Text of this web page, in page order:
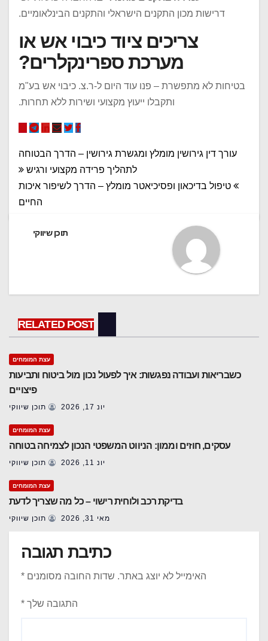
דרישות מכון התקנים הישראלי והתקנים הבינלאומיים.
צריכים ציוד כיבוי אש או
מערכת ספרינקלרים?
בטיחות לא מתפשרת – פנו עוד היום ל-ר.צ. כיבוי אש בע"מ
ותקבלו ייעוץ מקצועי ושירות ללא תחרות.
ניווט
עורך דין גירושין מומלץ ומגשרת גירושין – הדרך הבטוחה
לתהליך פרידה מקצועי ורגיש
טיפול בדיכאון ופסיכיאטר מומלץ – הדרך לשיפור איכות
החיים
תוכן שיווקי
RELATED POST
עצת המומחים
כשבריאות ועבודה נפגשות: איך לפעול נכון מול ביטוח ותביעות
פיצויים
יונ 17, 2026 תוכן שיווקי
עצת המומחים
עסקים, חוזים וממון: הניווט המשפטי הנכון לצמיחה בטוחה
יונ 11, 2026 תוכן שיווקי
עצת המומחים
בדיקת רכב ולוחית רישוי – כל מה שצריך לדעת
מאי 31, 2026 תוכן שיווקי
כתיבת תגובה
האימייל לא יוצג באתר. שדות החובה מסומנים *
התגובה שלך *